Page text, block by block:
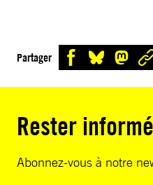
Partager
Rester
Abonnez-vous à notre